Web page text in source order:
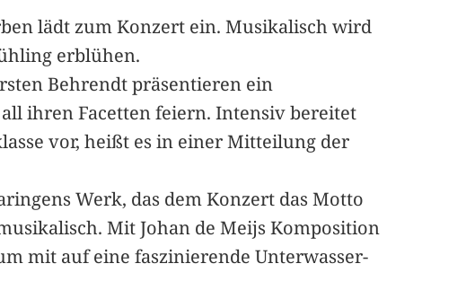
lädt zum Konzert ein. Musikalisch wird
erblühen.
Behrendt präsentieren ein
ihren Facetten feiern. Intensiv bereitet
vor, heißt es in einer Mitteilung der
Werk, das dem Konzert das Motto
Mit Johan de Meijs Komposition
mit auf eine faszinierende Unterwasser-